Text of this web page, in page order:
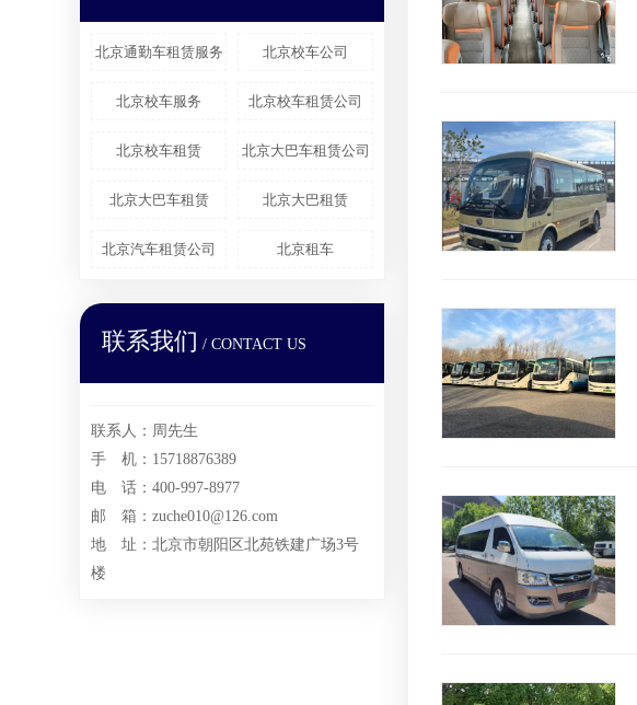
北京通勤车租赁服务 北京校车公司
北京校车服务 北京校车租赁公司
北京校车租赁 北京大巴车租赁公司
北京大巴车租赁 北京大巴租赁
北京汽车租赁公司 北京租车
联系我们 / CONTACT US
联系人：周先生
手 机：15718876389
电 话：400-997-8977
邮 箱：zuche010@126.com
地 址：北京市朝阳区北苑铁建广场3号
楼